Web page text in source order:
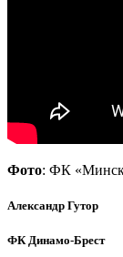
Фото: ФК
Александр Гутор
ФК Динамо-Брест